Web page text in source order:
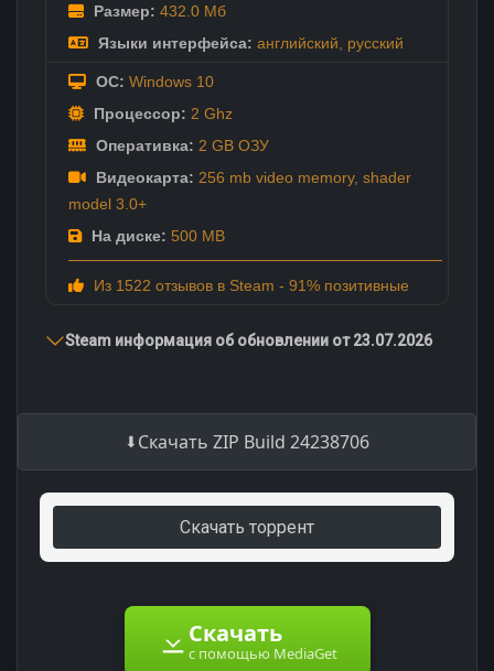
Размер: 432.0 Мб
Языки интерфейса: английский русский
ОС: Windows 10
Процессор: 2 Ghz
Оперативка: 2 GB ОЗУ
Видеокарта: 256 mb video memory, shader
model 3.0+
На диске: 500 MB
Из 1522 отзывов в Steam - 91% позитивные
Steam информация об обновлении от 23.07.2026
Скачать ZIP Build 24238706
Скачать торрент
Скачать
с помощью MediaGet